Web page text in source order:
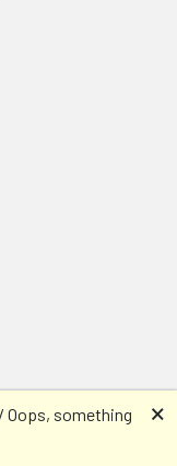
Oops, something
🗙